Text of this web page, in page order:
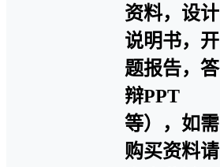
资料，设计
说明书，开
题报告，答
辩PPT
等），如需
购买资料请